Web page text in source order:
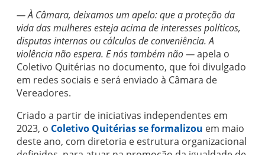
— À Câmara, deixamos um apelo: que a proteção da
vida das mulheres esteja acima de interesses políticos,
disputas internas ou cálculos de conveniência. A
violência não espera. E nós também não —apela o
Coletivo Quitérias no documento, que foi divulgado
em redes sociais e será enviado à Câmara de
Vereadores.
Criado a partir de iniciativas independentes em
2023, o Coletivo Quitérias se formalizou em maio
deste ano, com diretoria e estrutura organizacional